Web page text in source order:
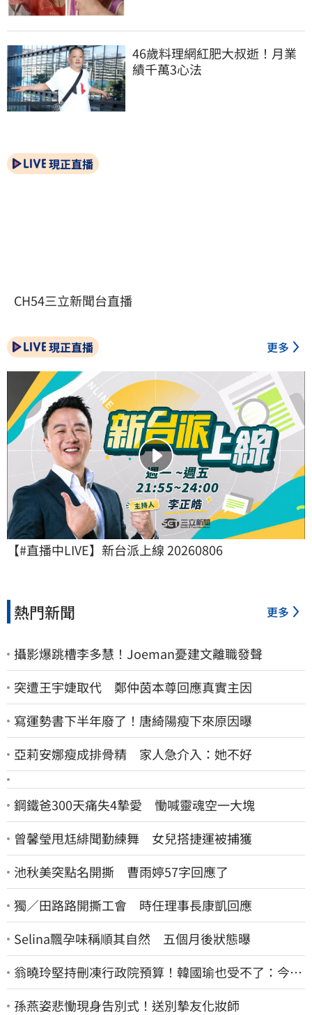
46歲料理網紅肥大叔逝！月業
績千萬3心法
現正直播
CH54三立新聞台直播
現正直播 更多
【#直播中LIVE】新台派上線 20260806
熱門新聞 更多
攝影爆跳槽李多慧！Joeman憂建文離職發聲
突遭王宇婕取代 鄭仲茵本尊回應真實主因
寫運勢書下半年廢了！唐綺陽瘦下來原因曝
亞莉安娜瘦成排骨精 家人急介入：她不好
鋼鐵爸300天痛失4摯愛 慟喊靈魂空一大塊
曾馨瑩甩尪緋聞勤練舞 女兒搭捷運被捕獲
池秋美突點名開撕 曹雨婷57字回應了
獨／田路路開撕工會 時任理事長康凱回應
Selina飄孕味稱順其自然 五個月後狀態曝
翁曉玲堅持刪凍行政院預算！韓國瑜也受不了：今年
剩4個月你思考一下
孫燕姿悲慟現身告別式！送別摯友化妝師